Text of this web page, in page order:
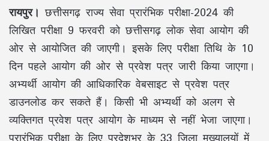
रायपुर। छत्तीसगढ़ राज्य सेवा प्रारंभिक परीक्षा-2024 की
लिखित परीक्षा 9 फरवरी को छत्तीसगढ़ लोक सेवा आयोग की
ओर से आयोजित की जाएगी। इसके लिए परीक्षा तिथि के 10
दिन पहले आयोग की ओर से प्रवेश पत्र जारी किया जाएगा।
अभ्यर्थी आयोग की आधिकारिक वेबसाइट से प्रवेश पत्र
डाउनलोड कर सकते हैं। किसी भी अभ्यर्थी को अलग से
व्यक्तिगत प्रवेश पत्र आयोग के माध्यम से नहीं भेजा जाएगा।